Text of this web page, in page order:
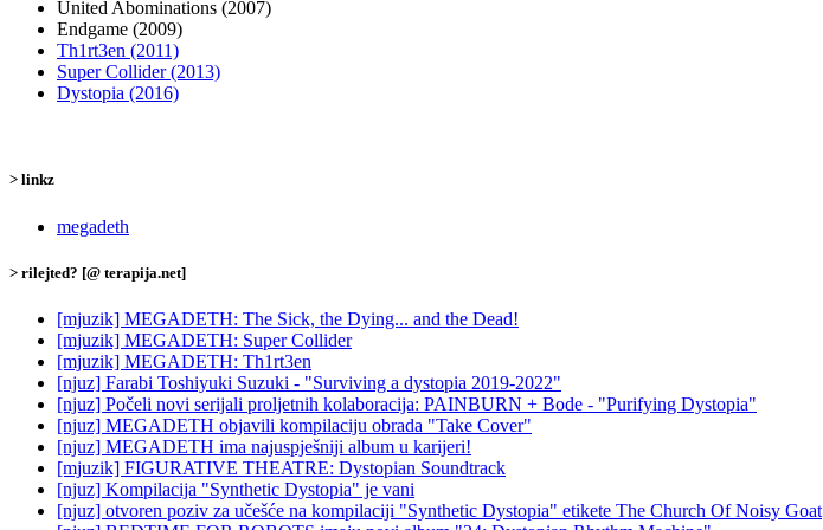
United Abominations (2007)
Endgame (2009)
Th1rt3en (2011)
Super Collider (2013)
Dystopia (2016)
> linkz
megadeth
> rilejted? [@ terapija.net]
[mjuzik] MEGADETH: The Sick, the Dying... and the Dead!
[mjuzik] MEGADETH: Super Collider
[mjuzik] MEGADETH: Th1rt3en
[njuz] Farabi Toshiyuki Suzuki - "Surviving a dystopia 2019-2022"
[njuz] Počeli novi serijali proljetnih kolaboracija: PAINBURN + Bode - "Purifying Dystopia"
[njuz] MEGADETH objavili kompilaciju obrada "Take Cover"
[njuz] MEGADETH ima najuspješniji album u karijeri!
[mjuzik] FIGURATIVE THEATRE: Dystopian Soundtrack
[njuz] Kompilacija "Synthetic Dystopia" je vani
[njuz] otvoren poziv za učešće na kompilaciji "Synthetic Dystopia" etikete The Church Of Noisy Goat